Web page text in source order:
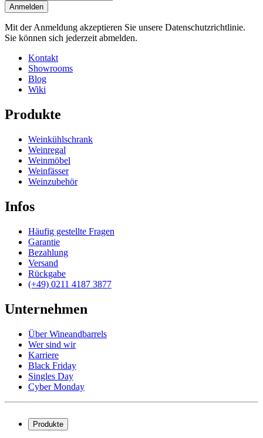
Anmelden
Mit der Anmeldung akzeptieren Sie unsere Datenschutzrichtlinie.
Sie können sich jederzeit abmelden.
Kontakt
Showrooms
Blog
Wiki
Produkte
Weinkühlschrank
Weinregal
Weinmöbel
Weinfässer
Weinzubehör
Infos
Häufig gestellte Fragen
Garantie
Bezahlung
Versand
Rückgabe
(+49) 0211 4187 3877
Unternehmen
Über Wineandbarrels
Wer sind wir
Karriere
Black Friday
Singles Day
Cyber Monday
Produkte